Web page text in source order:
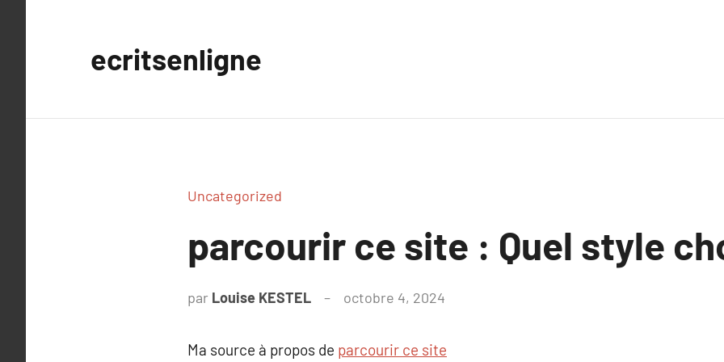
ecritsenligne
Uncategorized
parcourir ce site : Quel style
par Louise KESTEL octobre 4, 2024
Ma source à propos de parcourir ce site